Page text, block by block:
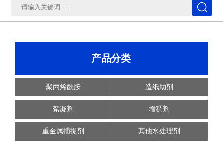
产品分类
聚丙烯酰胺 造纸助剂
絮凝剂 增稠剂
重金属捕捉剂 其他水处理剂